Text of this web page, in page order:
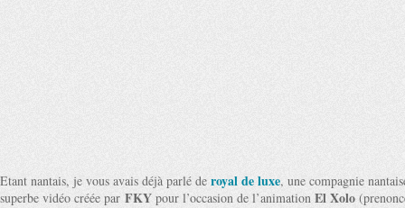
Etant nantais, je vous avais déjà parlé de royal de luxe, une compagnie
superbe vidéo créée par FKY pour l’occasion de l’animation El Xolo